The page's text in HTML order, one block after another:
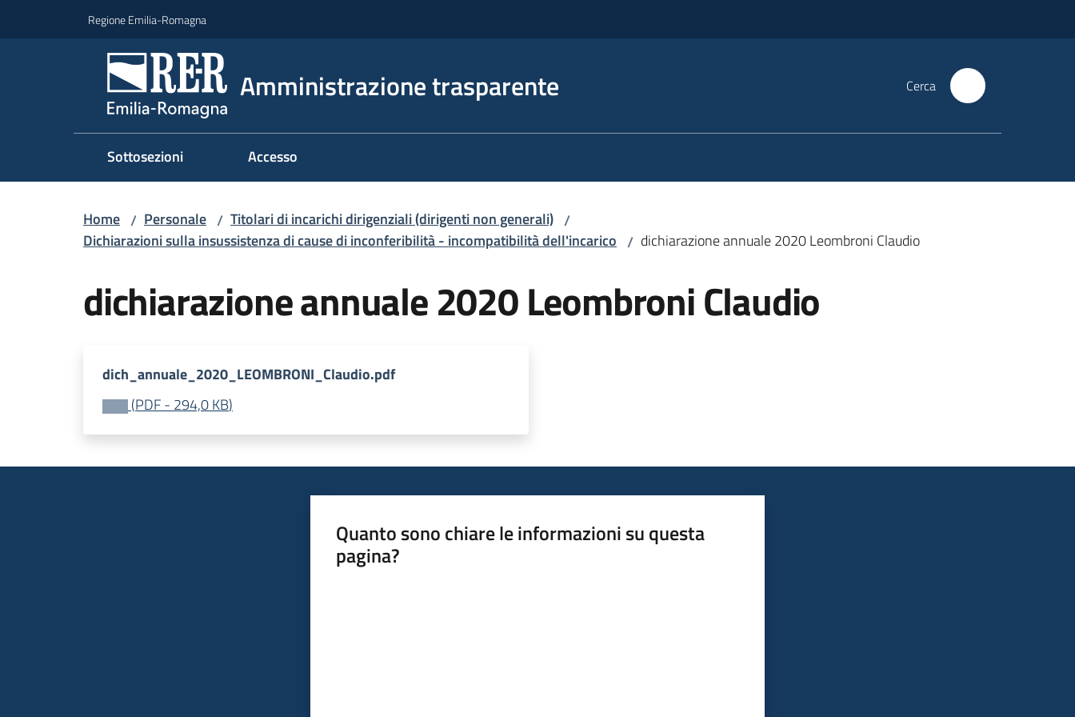
Regione Emilia-Romagna
Amministrazione trasparente Cerca
Sottosezioni Accesso
Home / Personale / Titolari di incarichi dirigenziali (dirigenti non generali) /
Dichiarazioni sulla insussistenza di cause di inconferibilità - incompatibilità dell'incarico / dichiarazione annuale 2020 Leombroni Claudio
dichiarazione annuale 2020 Leombroni Claudio
dich_annuale_2020_LEOMBRONI_Claudio.pdf
(PDF- 294,0 KB)
Quanto sono chiare le informazioni su questa
pagina?